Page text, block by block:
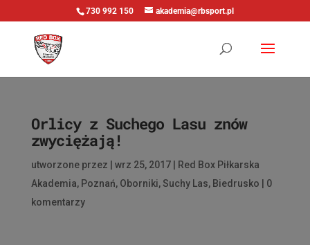
730 992 150 akademia@rbsport.pl
Orlicy z Suchego Lasu znów
zwyciężają!
utworzone przez wrz 25, 2017|
Red Box Piłkarska
Akademia, Poznań, Oborniki,Suchy Las, Biedrusko
0
komentarzy